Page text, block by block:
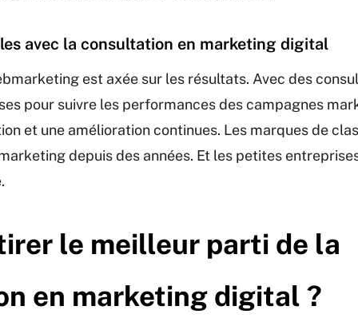
avec la consultation en marketing digital
est axée sur les résultats. Avec des
pour suivre les performances des campagnes
et une amélioration continues. Les marques de
depuis des années. Et les petites
le meilleur parti de la
en marketing digital ?